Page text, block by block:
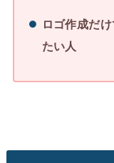
ロゴ作成だ
たい人